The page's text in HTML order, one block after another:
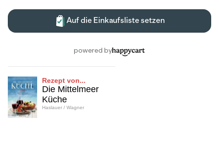
Rezept von...
Die Mittelmeer
Küche
Haslauer / Wagner